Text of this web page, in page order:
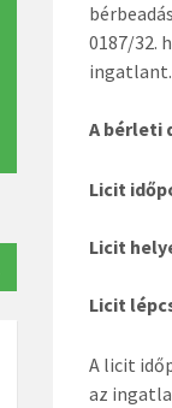
0187/32.
ingatlant.
A bérleti
Licit
Licit
Licit
A licit
az